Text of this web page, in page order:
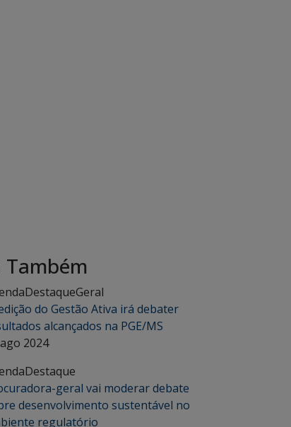
Também
DestaqueGeral
do Gestão Ativa irá debater
alcançados na PGE/MS
2024
Destaque
geral vai moderar debate
desenvolvimento sustentável no
regulatório